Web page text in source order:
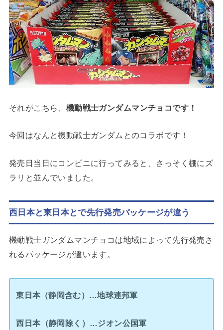
それがこちら、 機動戦士ガンダムマンチョコです！
今回はなんと機動戦士ガンダムとのコラボです！
発売日当日にコンビニに行ってみると、さっそく棚にズ
ラリと並んでいました。
西日本と東日本とで先行発売パッケージが違う
機動戦士ガンダムマンチョコは地域によって先行発売さ
れるパッケージが違います。
東日本（静岡含む）…地球連邦軍
西日本（静岡除く）…ジオン公国軍